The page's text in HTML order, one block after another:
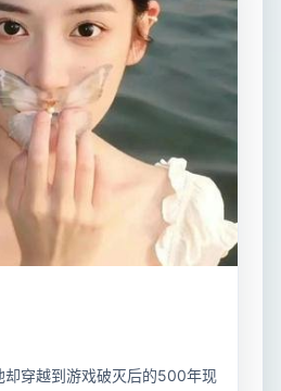
却穿越到游戏破灭后的500年现